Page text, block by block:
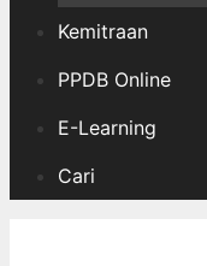
Kemitraan
PPDB Online
E-Learning
Cari